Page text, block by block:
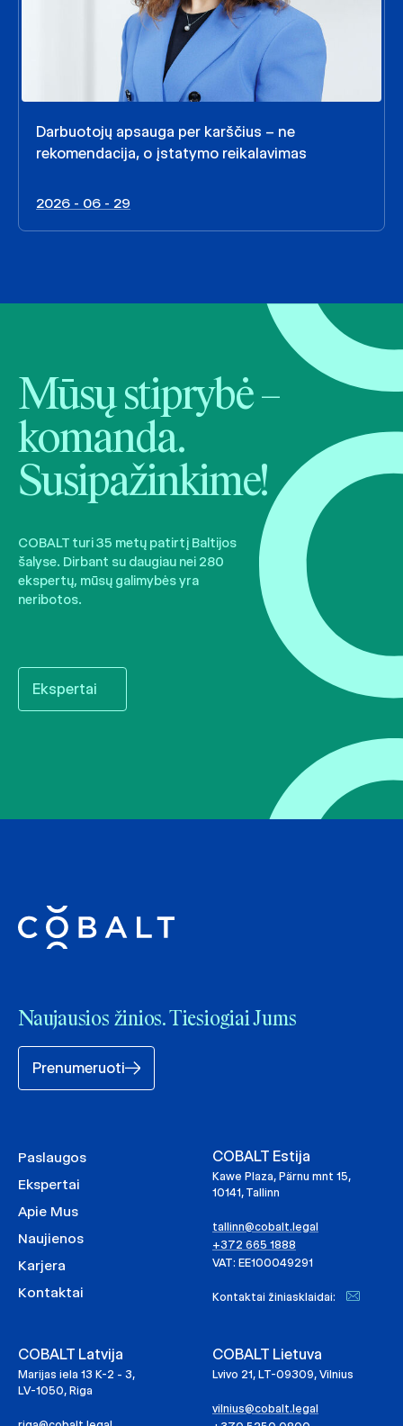
Darbuotojų apsauga per karščius – ne
rekomendacija, o įstatymo reikalavimas
2026 - 06 - 29
Mūsų stiprybė –
komanda.
Susipažinkime!
COBALT turi 35 metų patirtį Baltijos
šalyse. Dirbant su daugiau nei 280
ekspertų, mūsų galimybės yra
neribotos.
Ekspertai
Naujausios žinios. Tiesiogiai Jums
Prenumeruoti
Paslaugos
Ekspertai
Apie Mus
Naujienos
Karjera
Kontaktai
COBALT Estija
Kawe Plaza, Pärnu mnt 15,
10141, Tallinn
tallinn@cobalt.legal
+372 665 1888
VAT: EE100049291
Kontaktai žiniasklaidai:
COBALT Latvija
Marijas iela 13 K-2 - 3,
LV-1050, Riga
COBALT Lietuva
Lvivo 21, LT-09309, Vilnius
vilnius@cobalt.legal